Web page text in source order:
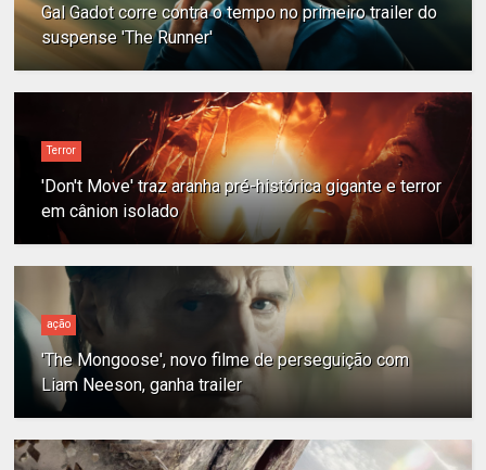
Gal Gadot corre contra o tempo no primeiro trailer do
suspense 'The Runner'
Terror
'Don't Move' traz aranha pré-histórica gigante e terror
em cânion isolado
ação
'The Mongoose', novo filme de perseguição com
Liam Neeson, ganha trailer